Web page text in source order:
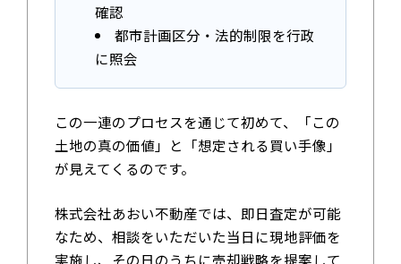
確認
都市計画区分・法的制限を行政
に照会
この一連のプロセスを通じて初めて、「この
土地の真の価値」と「想定される買い手像」
が見えてくるのです。
株式会社あおい不動産では、即日査定が可能
なため、相談をいただいた当日に現地評価を
実施し、その日のうちに売却戦略を提案して